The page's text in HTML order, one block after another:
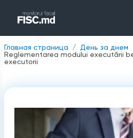
Главная страница День за днем
Reglementarea modului executării
executorii